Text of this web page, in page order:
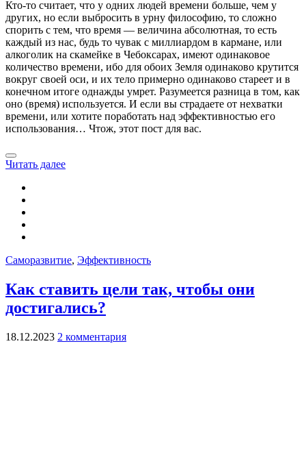
Кто-то считает, что у одних людей времени больше, чем у
других, но если выбросить в урну философию, то сложно
спорить с тем, что время — величина абсолютная, то есть
каждый из нас, будь то чувак с миллиардом в кармане, или
алкоголик на скамейке в Чебоксарах, имеют одинаковое
количество времени, ибо для обоих Земля одинаково крутится
вокруг своей оси, и их тело примерно одинаково стареет и в
конечном итоге однажды умрет. Разумеется разница в том, как
оно (время) используется. И если вы страдаете от нехватки
времени, или хотите поработать над эффективностью его
использования… Чтож, этот пост для вас.
Читать далее
Саморазвитие, Эффективность
Как ставить цели так, чтобы они
достигались?
18.12.2023 2 комментария